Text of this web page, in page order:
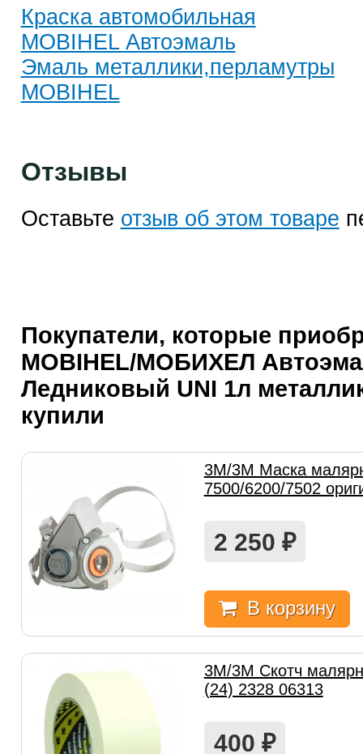
Краска автомобильная
MOBIHEL Автоэмаль
Эмаль металлики,перламутры
MOBIHEL
Отзывы
Оставьте отзыв об этом товаре
Покупатели, которые
MOBIHEL/МОБИХЕЛ
Ледниковый UNI 1л
купили
3M/3М Маска
7500/6200/7502
2 250 ₽
В корзину
3M/3М Скотч
(24) 2328 06313
400 ₽